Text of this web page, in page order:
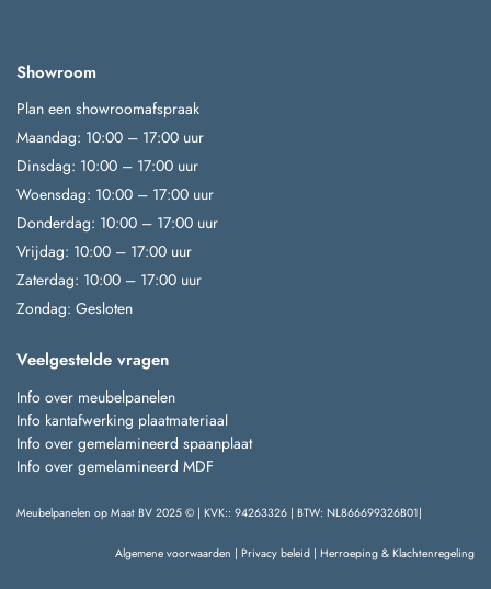
Showroom
Plan een showroomafspraak
Maandag: 10:00 – 17:00 uur
Dinsdag: 10:00 – 17:00 uur
Woensdag: 10:00 – 17:00 uur
Donderdag: 10:00 – 17:00 uur
Vrijdag: 10:00 – 17:00 uur
Zaterdag: 10:00 – 17:00 uur
Zondag: Gesloten
Veelgestelde vragen
Info over meubelpanelen
Info kantafwerking plaatmateriaal
Info over gemelamineerd spaanplaat
Info over gemelamineerd MDF
Meubelpanelen op Maat BV 2025 © | KVK:: 94263326 | BTW: NL866699326B01|
Algemene voorwaarden | Privacy beleid | Herroeping & Klachtenregeling